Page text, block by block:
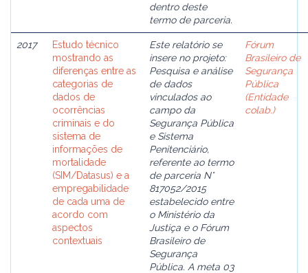
dentro deste
termo de parceria.
2017
Estudo técnico
mostrando as
diferenças entre as
categorias de
dados de
ocorrências
criminais e do
sistema de
informações de
mortalidade
(SIM/Datasus) e a
empregabilidade
de cada uma de
acordo com
aspectos
contextuais
Este relatório se
insere no projeto:
Pesquisa e análise
de dados
vinculados ao
campo da
Segurança Pública
e Sistema
Penitenciário,
referente ao termo
de parceria N°
817052/2015
estabelecido entre
o Ministério da
Justiça e o Fórum
Brasileiro de
Segurança
Pública. A meta 03
Fórum
Brasileiro de
Segurança
Pública
(Entidade
colab.)